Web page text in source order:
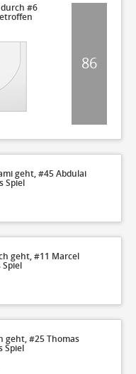
#6
86
geht, #45 Abdulai
Spiel
geht, #11 Marcel
geht, #25 Thomas
Spiel